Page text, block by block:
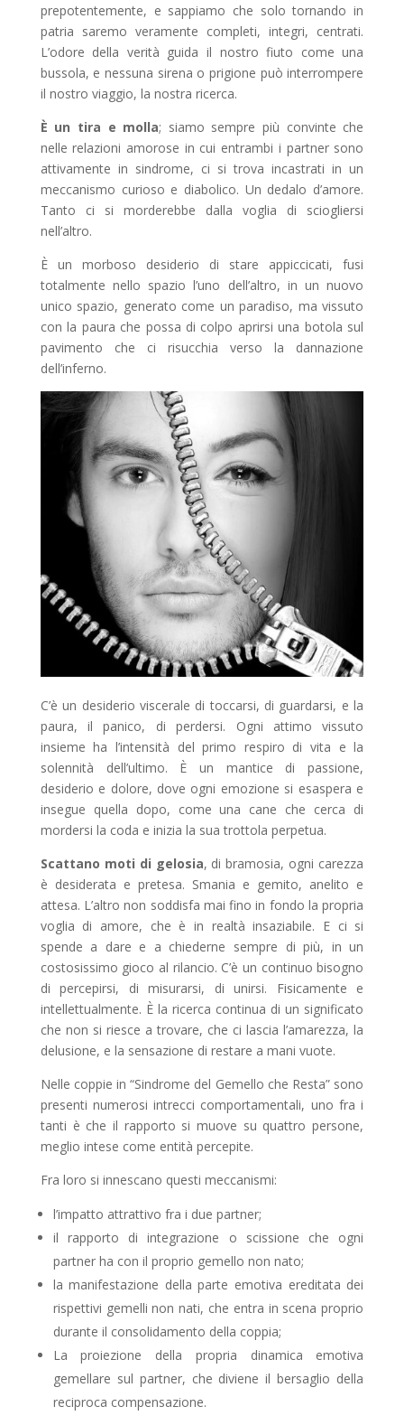
prepotentemente, e sappiamo che solo tornando in
patria saremo veramente completi, integri, centrati.
L’odore della verità guida il nostro fiuto come una
bussola, e nessuna sirena o prigione può interrompere
il nostro viaggio, la nostra ricerca.
È un tira e molla; siamo sempre più convinte che
nelle relazioni amorose in cui entrambi i partner sono
attivamente in sindrome, ci si trova incastrati in un
meccanismo curioso e diabolico. Un dedalo d’amore.
Tanto ci si morderebbe dalla voglia di sciogliersi
nell’altro.
È un morboso desiderio di stare appiccicati, fusi
totalmente nello spazio l’uno dell’altro, in un nuovo
unico spazio, generato come un paradiso, ma vissuto
con la paura che possa di colpo aprirsi una botola sul
pavimento che ci risucchia verso la dannazione
dell’inferno.
C’è un desiderio viscerale di toccarsi, di guardarsi, e la
paura, il panico, di perdersi. Ogni attimo vissuto
insieme ha l’intensità del primo respiro di vita e la
solennità dell’ultimo. È un mantice di passione,
desiderio e dolore, dove ogni emozione si esaspera e
insegue quella dopo, come una cane che cerca di
mordersi la coda e inizia la sua trottola perpetua.
Scattano moti di gelosia, di bramosia, ogni carezza
è desiderata e pretesa. Smania e gemito, anelito e
attesa. L’altro non soddisfa mai fino in fondo la propria
voglia di amore, che è in realtà insaziabile. E ci si
spende a dare e a chiederne sempre di più, in un
costosissimo gioco al rilancio. C’è un continuo bisogno
di percepirsi, di misurarsi, di unirsi. Fisicamente e
intellettualmente. È la ricerca continua di un significato
che non si riesce a trovare, che ci lascia l’amarezza, la
delusione, e la sensazione di restare a mani vuote.
Nelle coppie in “Sindrome del Gemello che Resta” sono
presenti numerosi intrecci comportamentali, uno fra i
tanti è che il rapporto si muove su quattro persone,
meglio intese come entità percepite.
Fra loro si innescano questi meccanismi:
l’impatto attrattivo fra i due partner;
il rapporto di integrazione o scissione che ogni
partner ha con il proprio gemello non nato;
la manifestazione della parte emotiva ereditata dei
rispettivi gemelli non nati, che entra in scena proprio
durante il consolidamento della coppia;
La proiezione della propria dinamica emotiva
gemellare sul partner, che diviene il bersaglio della
reciproca compensazione.